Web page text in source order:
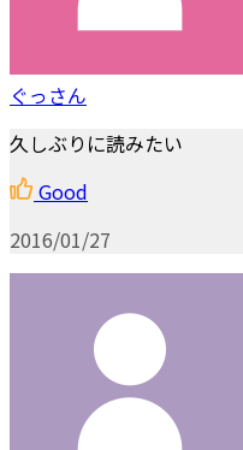
ぐっさん
久しぶりに読みたい
Good
2016/01/27